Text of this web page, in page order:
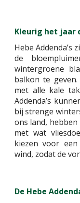
Kleurig het jaar
Hebe Addenda’s
de
wintergroene
balkon te
met alle kale
Addenda’s
bij strenge
ons land,
met wat
kiezen voor
wind, zodat de
De Hebe